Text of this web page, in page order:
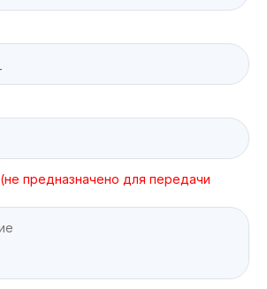
(не предназначено для передачи